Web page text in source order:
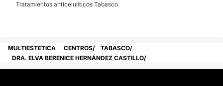
Tratamientos anticelulíticos Tabasco
MULTIESTETICA CENTROS
TABASCO
DRA. ELVA BERENICE HERNÁNDEZ CASTILLO